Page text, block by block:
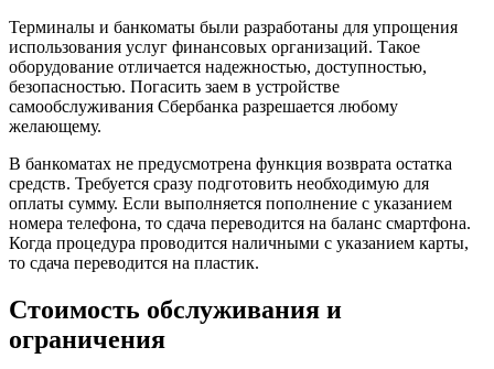
Терминалы и банкоматы были разработаны для упрощения
использования услуг финансовых организаций. Такое
оборудование отличается надежностью, доступностью,
безопасностью. Погасить заем в устройстве
самообслуживания Сбербанка разрешается любому
желающему.
В банкоматах не предусмотрена функция возврата остатка
средств. Требуется сразу подготовить необходимую для
оплаты сумму. Если выполняется пополнение с указанием
номера телефона, то сдача переводится на баланс смартфона.
Когда процедура проводится наличными с указанием карты,
то сдача переводится на пластик.
Стоимость обслуживания и
ограничения